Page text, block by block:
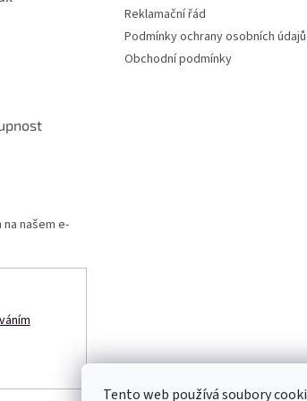
Tento web používá soubory
Reklamační řád
Podmínky ochrany osobních údajů
Obchodní podmínky
našem e-